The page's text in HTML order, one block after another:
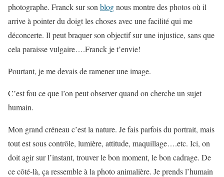
photographe. Franck sur son blognous montre des photos où il
arrive à pointer du doigt les choses avec une facilité qui me
déconcerte. Il peut braquer son objectif sur une injustice, sans que
cela paraisse vulgaire….Franck je t’envie!
Pourtant, je me devais de ramener une image.
C’est fou ce que l’on peut observer quand on cherche un sujet
humain.
Mon grand créneau c’est la nature. Je fais parfois du portrait, mais
tout est sous contrôle, lumière, attitude, maquillage….etc. Ici, on
doit agir sur l’instant, trouver le bon moment, le bon cadrage. De
ce côté-là, ça ressemble à la photo animalière. Je prends l’humain